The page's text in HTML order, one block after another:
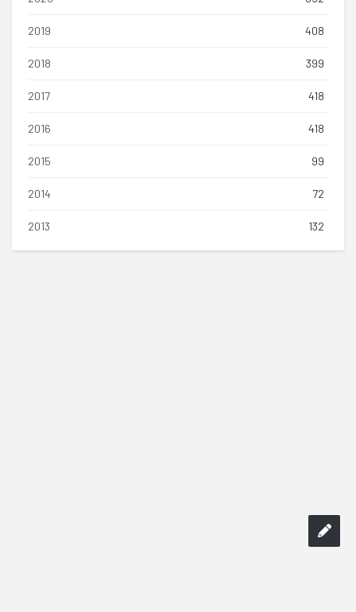
2019 408
2018 399
2017 418
2016 418
2015 99
2014 72
2013 132